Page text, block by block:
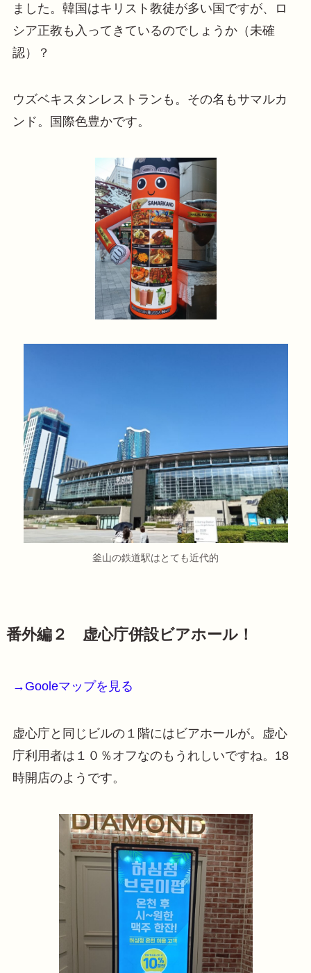
ました。韓国はキリスト教徒が多い国ですが、ロ
シア正教も入ってきているのでしょうか（未確
認）？
ウズベキスタンレストランも。その名もサマルカ
ンド。国際色豊かです。
釜山の鉄道駅はとても近代的
番外編２ 虚心庁併設ビアホール！
→Gooleマップを見る
虚心庁と同じビルの１階にはビアホールが。虚心
庁利用者は１０％オフなのもうれしいですね。18
時開店のようです。